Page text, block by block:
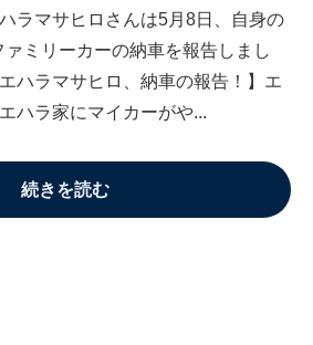
ラマサヒロさんは5月8日、自身の
ァミリーカーの納車を報告しまし
ハラマサヒロ、納車の報告！】エ
ハラ家にマイカーがや...
続きを読む